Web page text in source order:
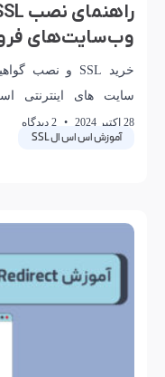
آموزش اس اس ال SSL
وب‌سایت‌های
سایت های
فروشگاهی دارید باید از
28 اکتبر 2024